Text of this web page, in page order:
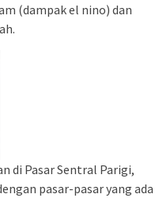
(dampak el nino) dan
di Pasar Sentral Parigi,
pasar-pasar yang ada